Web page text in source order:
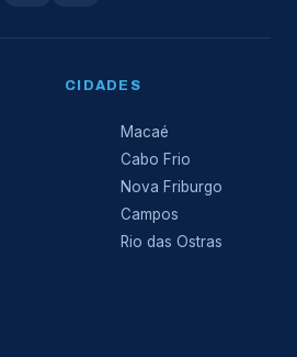
CIDADES
Macaé
Cabo Frio
Nova Friburgo
Campos
Rio das Ostras